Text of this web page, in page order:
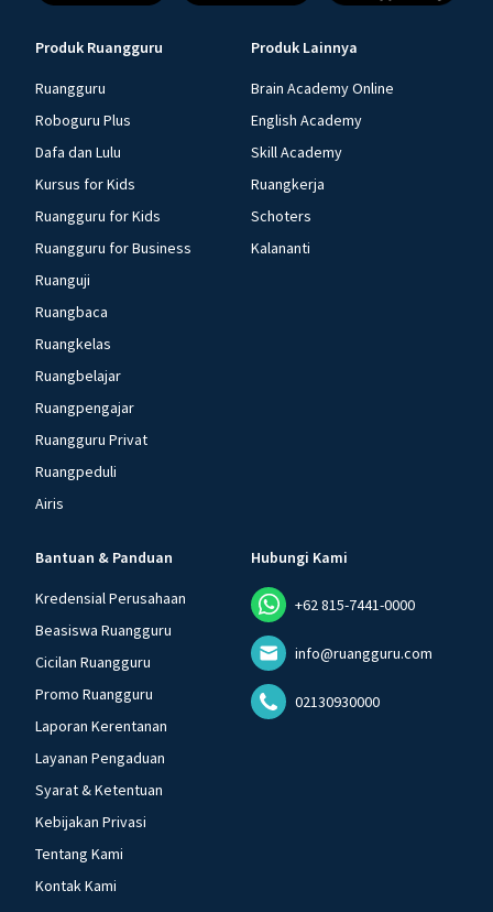
Produk Ruangguru
Ruangguru
Roboguru Plus
Dafa dan Lulu
Kursus for Kids
Ruangguru for Kids
Ruangguru for Business
Ruanguji
Ruangbaca
Ruangkelas
Ruangbelajar
Ruangpengajar
Ruangguru Privat
Ruangpeduli
Airis
Produk Lainnya
Brain Academy Online
English Academy
Skill Academy
Ruangkerja
Schoters
Kalananti
Bantuan & Panduan
Kredensial Perusahaan
Beasiswa Ruangguru
Cicilan Ruangguru
Promo Ruangguru
Laporan Kerentanan
Layanan Pengaduan
Syarat & Ketentuan
Kebijakan Privasi
Tentang Kami
Kontak Kami
Hubungi Kami
+62 815-7441-0000
info@ruangguru.com
02130930000